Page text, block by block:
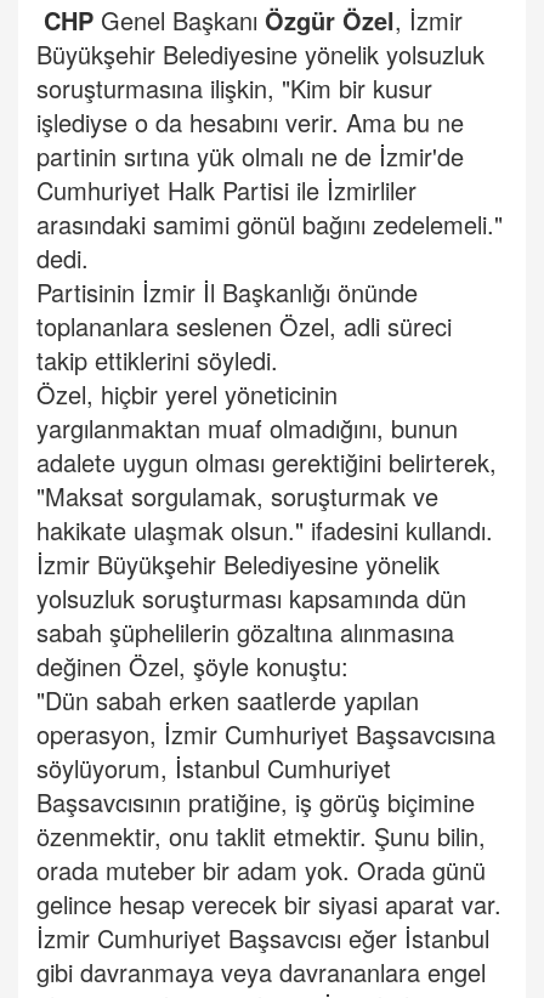
CHP Genel Başkanı Özgür Özel, İzmir
Büyükşehir Belediyesine yönelik yolsuzluk
soruşturmasına ilişkin, "Kim bir kusur
işlediyse o da hesabını verir. Ama bu ne
partinin sırtına yük olmalı ne de İzmir'de
Cumhuriyet Halk Partisi ile İzmirliler
arasındaki samimi gönül bağını zedelemeli."
dedi.
Partisinin İzmir İl Başkanlığı önünde
toplananlara seslenen Özel, adli süreci
takip ettiklerini söyledi.
Özel, hiçbir yerel yöneticinin
yargılanmaktan muaf olmadığını, bunun
adalete uygun olması gerektiğini belirterek,
"Maksat sorgulamak, soruşturmak ve
hakikate ulaşmak olsun." ifadesini kullandı.
İzmir Büyükşehir Belediyesine yönelik
yolsuzluk soruşturması kapsamında dün
sabah şüphelilerin gözaltına alınmasına
değinen Özel, şöyle konuştu:
"Dün sabah erken saatlerde yapılan
operasyon, İzmir Cumhuriyet Başsavcısına
söylüyorum, İstanbul Cumhuriyet
Başsavcısının pratiğine, iş görüş biçimine
özenmektir, onu taklit etmektir. Şunu bilin,
orada muteber bir adam yok. Orada günü
gelince hesap verecek bir siyasi aparat var.
İzmir Cumhuriyet Başsavcısı eğer İstanbul
gibi davranmaya veya davrananlara engel